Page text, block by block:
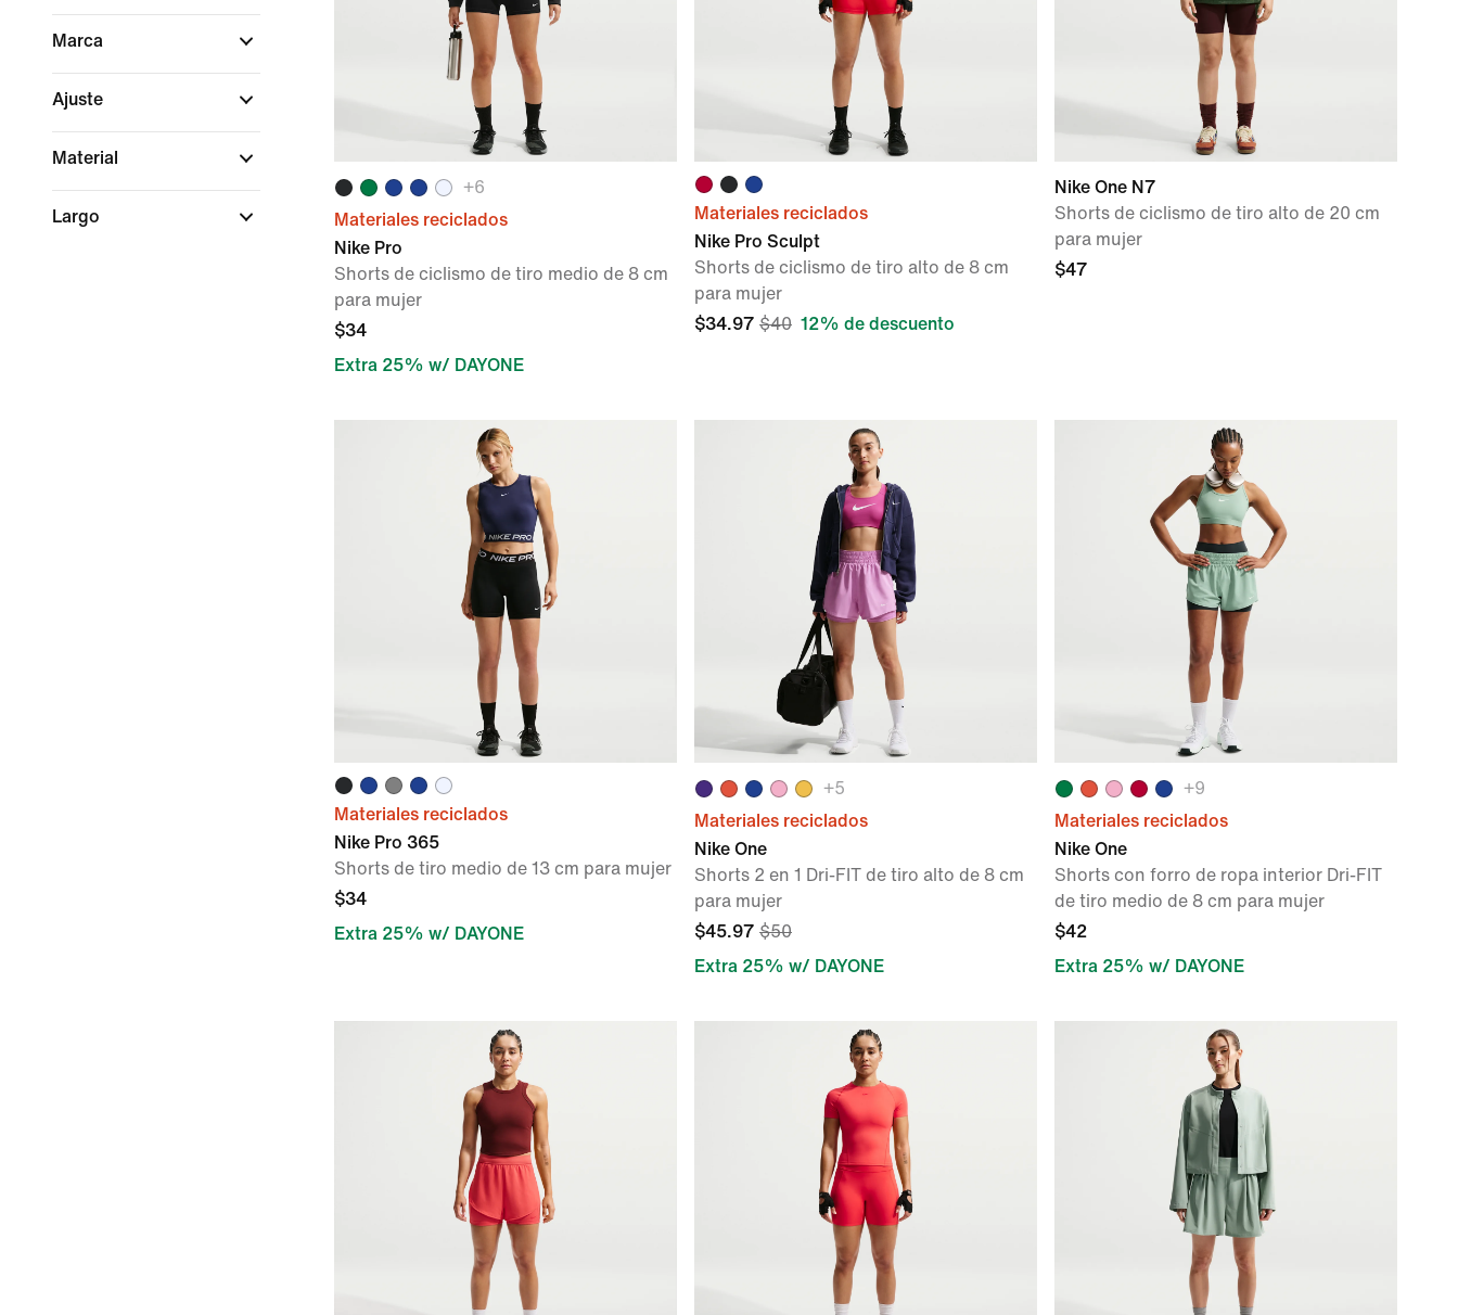
Marca
Ajuste
Material
Largo
+6
Materiales reciclados
Nike Pro
Shorts de ciclismo de tiro medio de 8 cm
para mujer
$34
Extra 25% w/ DAYONE
Materiales reciclados
Nike Pro Sculpt
Shorts de ciclismo de tiro alto de 8 cm
para mujer
$34.97 $40 12% de descuento
Nike One N7
Shorts de ciclismo de tiro alto de 20 cm
para mujer
$47
Materiales reciclados
Nike Pro 365
Shorts de tiro medio de 13 cm para mujer
$34
Extra 25% w/ DAYONE
+5
Materiales reciclados
Nike One
Shorts 2 en 1 Dri-FIT de tiro alto de 8 cm
para mujer
$45.97 $50
Extra 25% w/ DAYONE
+9
Materiales reciclados
Nike One
Shorts con forro de ropa interior Dri-FIT
de tiro medio de 8 cm para mujer
$42
Extra 25% w/ DAYONE